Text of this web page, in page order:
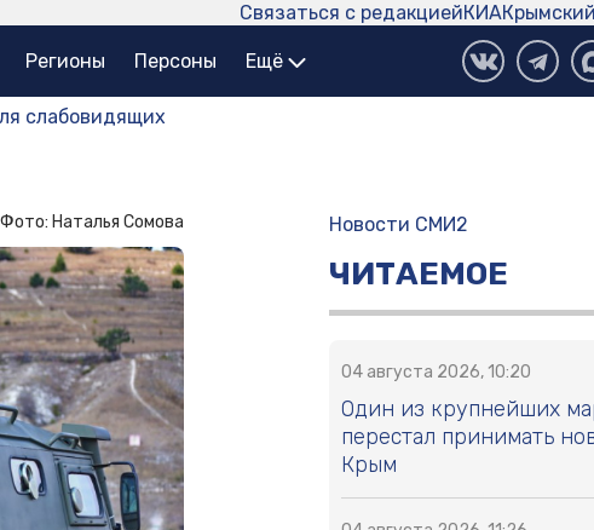
КИА
Связаться с редакцией
Регионы Персоны Ещё
слабовидящих
Фото: Наталья Сомова Новости СМИ2
ЧИТАЕМОЕ
04 августа 2026, 10:20
Один из крупнейших
перестал принимать
Крым